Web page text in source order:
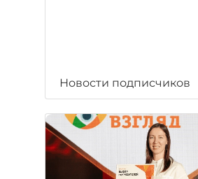
Новости подписчиков